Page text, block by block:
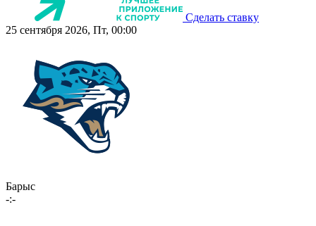
Сделать ставку
25 сентября 2026, Пт, 00:00
Барыс
-:-